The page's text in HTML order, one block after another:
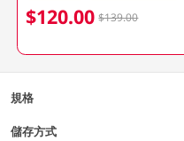
$120.00 $139.00
規格
儲存方式